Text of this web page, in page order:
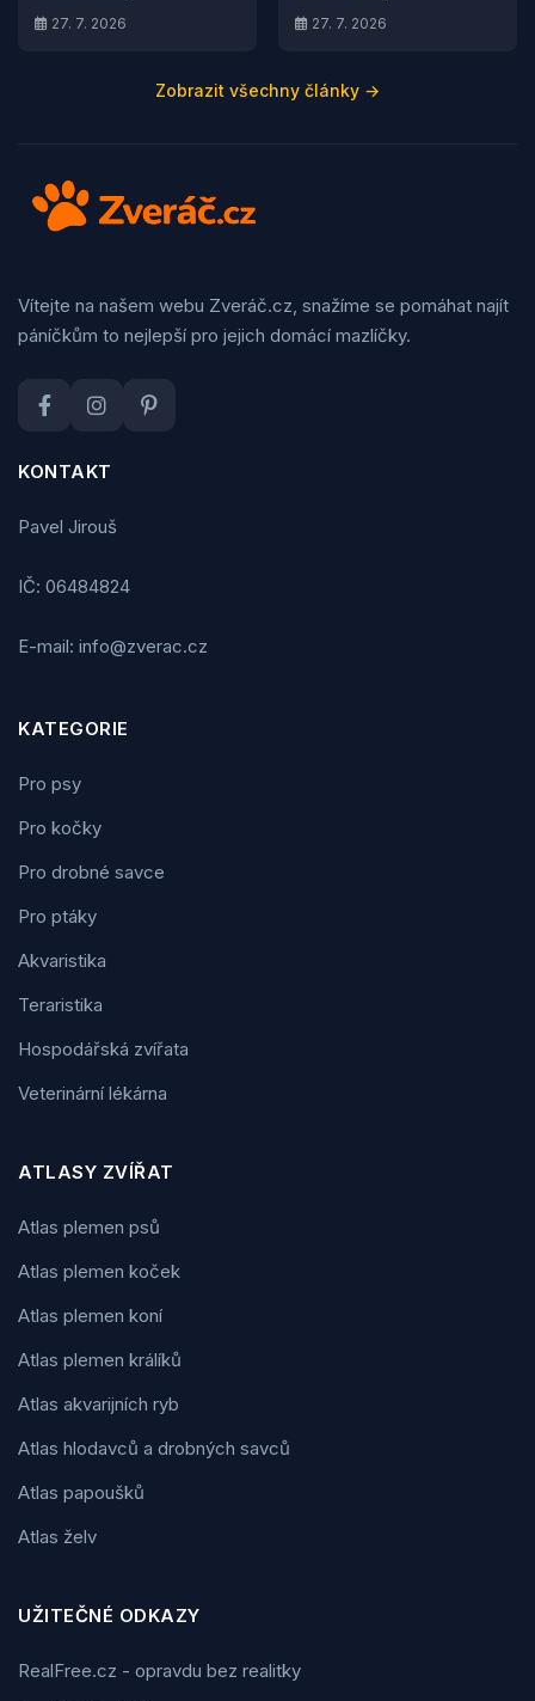
27. 7. 2026 27. 7. 2026
Zobrazit všechny články →
Vítejte na našem webu Zveráč.cz, snažíme se pomáhat najít
páníčkům to nejlepší pro jejich domácí mazlíčky.
KONTAKT
Pavel Jirouš
IČ: 06484824
E-mail: info@zverac.cz
KATEGORIE
Pro psy
Pro kočky
Pro drobné savce
Pro ptáky
Akvaristika
Teraristika
Hospodářská zvířata
Veterinární lékárna
ATLASY ZVÍŘAT
Atlas plemen psů
Atlas plemen koček
Atlas plemen koní
Atlas plemen králíků
Atlas akvarijních ryb
Atlas hlodavců a drobných savců
Atlas papoušků
Atlas želv
UŽITEČNÉ ODKAZY
RealFree.cz - opravdu bez realitky